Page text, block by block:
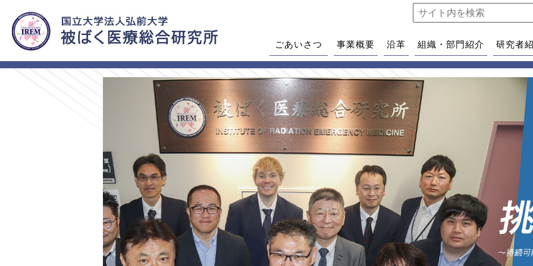
ごあいさつ 事業概要 沿革 組織・部門紹介 研究者